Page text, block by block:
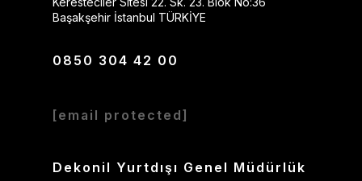
Başakşehir İstanbul TÜRKİYE
0850 304 42 00
[email protected]
Dekonil Yurtdışı Genel Müdürlük